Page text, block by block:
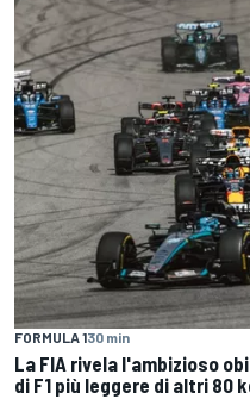
FORMULA 130 min
La FIA rivela l'ambizioso
di F1 più leggere di altri 80